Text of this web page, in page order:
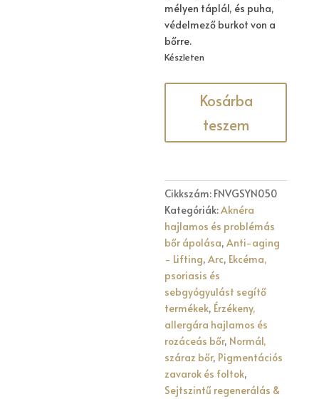
mélyen táplál, és puha,
védelmező burkot von a
bőrre.
Készleten
mennyiség
Kosárba
teszem
Cikkszám: FNVGSYN050
Kategóriák:Aknéra
hajlamos és problémás
bőr ápolása,Anti-aging
- Lifting,Arc, Ekcéma,
psoriasis és
sebgyógyulást segítő
termékek, Érzékeny,
allergára hajlamos és
rozáceás bőr, Normál,
száraz bőr, Pigmentációs
zavarok és foltok,
Sejtszintű regenerálás &